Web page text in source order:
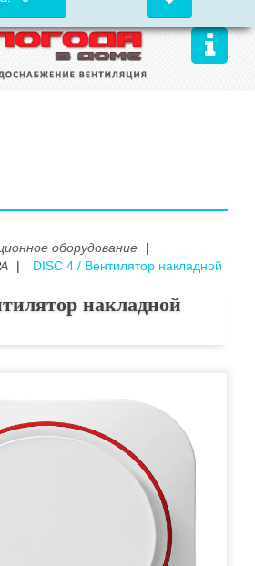
оборудование
|
|
DISC 4 / Вентилятор накладной
накладной